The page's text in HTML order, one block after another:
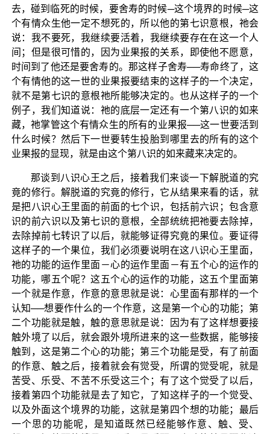
去，碰到临死的时候，要舍寿的时候─这个境界的时候─这
个有情众生他一定不想死的，所以他的第七识意根，祂会
说：我不要死，我继续要活着，我继续要存在在这一个人
间；但是很可惜的，因为业果报的关系，即使他不愿意，
时间到了他还是要舍寿的。那这样子舍寿──寿命终了，这
个有情他的这一世的业果报要结束的这样子的一个决定，
就不是第七识的意根祂所能够决定的。也从这样子的一个
例子，我们知道说：祂的底层一定还有一个第八识的如来
藏，祂掌管这个有情众生的所有的业果报──这一世要活到
什么时候？然后下一世要转生投胎到哪里去的所有的这个
业果报的显现，就是由这个第八识的如来藏来决定的。
那谈到八识心王之后，接着我们来谈一下解脱道的究
竟的修行。解脱道的究竟的修行，它从结果来看的话，就
是把八识心王里面的前面的七个识，包括前六识；包含意
识的前六识以及第七识的意根，全部统统把祂要去除掉，
去除掉前七转识了以后，就能够证得究竟的果位。要证得
这样子的一个果位，我们必须要说明在这八识心王里面，
祂的功能的运作里面－心的运作里面－有五个心的运作的
功能，哪五个呢？这五个心的运作的功能，这五个里面第
一个就是作意，作意的意思就是说：心里面有那样的一个
认知──想要作什么的一个作意，这是第一个心的功能；第
二个功能就是触，触的意思就是说：因为有了这样想要接
触外境了以后，就会跟外境所进来的这一些数据，能够接
触到，这是第二个心的功能；第三个功能是受，有了前面
的作意、触之后，接着就会有觉受，所谓的觉受呢，就是
苦受、乐受、不苦不乐受这三个；有了这个觉受了以后，
接着第四个功能就是去了知它，了知这样子的一个觉受、
以及外面这个境界的功能，这就是第四个想的功能；最后
一个思的功能呢，是知道既然已经能够作意、触、受、